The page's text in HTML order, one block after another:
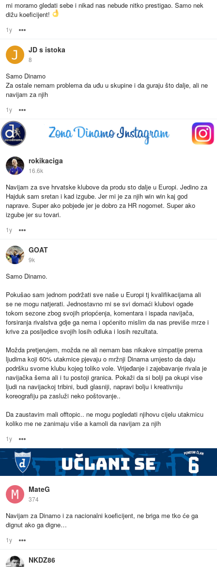
mi moramo gledati sebe i nikad nas nebude nitko prestigao. Samo nek
dižu koeficijent!
1y
JD s istoka
8
Samo Dinamo
Za ostale nemam problema da uđu u skupine i da guraju što dalje, ali ne
navijam za njih
1y
rokikaciga
16.6k
Navijam za sve hrvatske klubove da produ sto dalje u Europi. Jedino za
Hajduk sam sretan i kad izgube. Jer mi je za njih win win kaj god
naprave. Super ako pobjede jer je dobro za HR nogomet. Super ako
izgube jer su tovari.
1y
GOAT
9k
Samo Dinamo.
Pokušao sam jednom podržati sve naše u Europi tj kvalifikacijama ali
se ne mogu natjerati. Jednostavno mi se svi domaći klubovi ogade
tokom sezone zbog svojih priopćenja, komentara i ispada navijača,
forsiranja rivalstva gdje ga nema i općenito mislim da nas previše mrze i
krive za posljedice svojih losih odluka i losih rezultata.
Možda pretjerujem, možda ne ali nemam bas nikakve simpatije prema
ljudima koji 60% utakmice pjevaju o mržnji Dinama umjesto da daju
podršku svome klubu kojeg toliko vole. Vrijeđanje i zajebavanje rivala je
navijačka šema ali i tu postoji granica. Pokaži da si bolji pa okupi vise
ljudi na navijackoj tribini, budi glasniji, napravi bolju i kreativniju
koreografiju pa zasluži neko poštovanje..
Da zaustavim mali offtopic.. ne mogu pogledati njihovu cijelu utakmicu
koliko me ne zanimaju više a kamoli da navijam za njih
1y
MateG
374
Navijam za Dinamo i za nacionalni koeficijent, ne briga me tko će ga
dignut ako ga digne…
1y
NKDZ86